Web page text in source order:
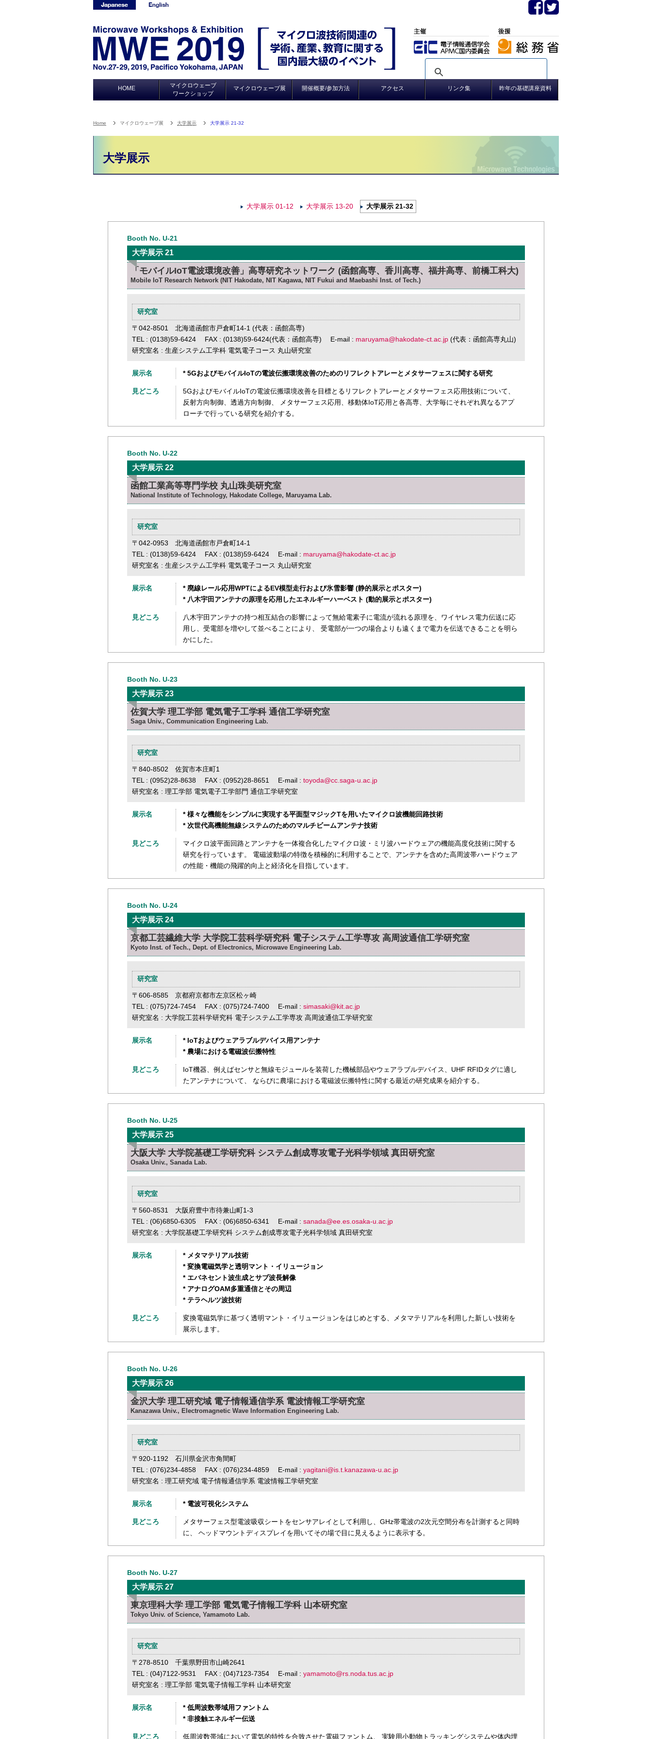
HOME
マイクロウェーブ
ワークショップ
マイクロウェーブ展 開催概要/参加方法 アクセス リンク集 昨年の基礎講座資料
Home マイクロウェーブ展 大学展示 大学展示 21-32
大学展示
大学展示 01-12 大学展示 13-20 大学展示 21-32
Booth No. U-21
大学展示 21
「モバイルIoT電波環境改善」高専研究ネットワーク (函館高専、香川高専、福井高専、前橋工科大)
Mobile IoT Research Network (NIT Hakodate, NIT Kagawa, NIT Fukui and Maebashi Inst. of Tech.)
研究室
〒042-8501 北海道函館市戸倉町14-1 (代表：函館高専)
TEL : (0138)59-6424 FAX : (0138)59-6424(代表：函館高専) E-mail : maruyama@hakodate-ct.ac.jp (代表：函館高専丸山)
研究室名 : 生産システム工学科 電気電子コース 丸山研究室
展示名 * 5GおよびモバイルIoTの電波伝搬環境改善のためのリフレクトアレーとメタサーフェスに関する研究
見どころ
5GおよびモバイルIoTの電波伝搬環境改善を目標とるリフレクトアレーとメタサーフェス応用技術について、
反射方向制御、透過方向制御、 メタサーフェス応用、移動体IoT応用と各高専、大学毎にそれぞれ異なるアプ
ローチで行っている研究を紹介する。
Booth No. U-22
大学展示 22
函館工業高等専門学校 丸山珠美研究室
National Institute of Technology, Hakodate College, Maruyama Lab.
研究室
〒042-0953 北海道函館市戸倉町14-1
TEL : (0138)59-6424 FAX : (0138)59-6424 E-mail : maruyama@hakodate-ct.ac.jp
研究室名 : 生産システム工学科 電気電子コース 丸山研究室
展示名
* 廃線レール応用WPTによるEV模型走行および氷雪影響 (静的展示とポスター)
* 八木宇田アンテナの原理を応用したエネルギーハーベスト (動的展示とポスター)
見どころ
八木宇田アンテナの持つ相互結合の影響によって無給電素子に電流が流れる原理を、ワイヤレス電力伝送に応
用し、受電部を増やして並べることにより、 受電部が一つの場合よりも遠くまで電力を伝送できることを明ら
かにした。
Booth No. U-23
大学展示 23
佐賀大学 理工学部 電気電子工学科 通信工学研究室
Saga Univ., Communication Engineering Lab.
研究室
〒840-8502 佐賀市本庄町1
TEL : (0952)28-8638 FAX : (0952)28-8651 E-mail : toyoda@cc.saga-u.ac.jp
研究室名 : 理工学部 電気電子工学部門 通信工学研究室
展示名
* 様々な機能をシンプルに実現する平面型マジックTを用いたマイクロ波機能回路技術
* 次世代高機能無線システムのためのマルチビームアンテナ技術
見どころ
マイクロ波平面回路とアンテナを一体複合化したマイクロ波・ミリ波ハードウェアの機能高度化技術に関する
研究を行っています。 電磁波動場の特徴を積極的に利用することで、アンテナを含めた高周波帯ハードウェア
の性能・機能の飛躍的向上と経済化を目指しています。
Booth No. U-24
大学展示 24
京都工芸繊維大学 大学院工芸科学研究科 電子システム工学専攻 高周波通信工学研究室
Kyoto Inst. of Tech., Dept. of Electronics, Microwave Engineering Lab.
研究室
〒606-8585 京都府京都市左京区松ヶ崎
TEL : (075)724-7454 FAX : (075)724-7400 E-mail : simasaki@kit.ac.jp
研究室名 : 大学院工芸科学研究科 電子システム工学専攻 高周波通信工学研究室
展示名
* IoTおよびウェアラブルデバイス用アンテナ
* 農場における電磁波伝搬特性
見どころ
IoT機器、例えばセンサと無線モジュールを装荷した機械部品やウェアラブルデバイス、UHF RFIDタグに適し
たアンテナについて、 ならびに農場における電磁波伝搬特性に関する最近の研究成果を紹介する。
Booth No. U-25
大学展示 25
大阪大学 大学院基礎工学研究科 システム創成専攻電子光科学領域 真田研究室
Osaka Univ., Sanada Lab.
研究室
〒560-8531 大阪府豊中市待兼山町1-3
TEL : (06)6850-6305 FAX : (06)6850-6341 E-mail : sanada@ee.es.osaka-u.ac.jp
研究室名 : 大学院基礎工学研究科 システム創成専攻電子光科学領域 真田研究室
展示名
* メタマテリアル技術
* 変換電磁気学と透明マント・イリュージョン
* エバネセント波生成とサブ波長解像
* アナログOAM多重通信とその周辺
* テラヘルツ波技術
見どころ
変換電磁気学に基づく透明マント・イリュージョンをはじめとする、メタマテリアルを利用した新しい技術を
展示します。
Booth No. U-26
大学展示 26
金沢大学 理工研究域 電子情報通信学系 電波情報工学研究室
Kanazawa Univ., Electromagnetic Wave Information Engineering Lab.
研究室
〒920-1192 石川県金沢市角間町
TEL : (076)234-4858 FAX : (076)234-4859 E-mail : yagitani@is.t.kanazawa-u.ac.jp
研究室名 : 理工研究域 電子情報通信学系 電波情報工学研究室
展示名 * 電波可視化システム
見どころ
メタサーフェス型電波吸収シートをセンサアレイとして利用し、GHz帯電波の2次元空間分布を計測すると同時
に、 ヘッドマウントディスプレイを用いてその場で目に見えるように表示する。
Booth No. U-27
大学展示 27
東京理科大学 理工学部 電気電子情報工学科 山本研究室
Tokyo Univ. of Science, Yamamoto Lab.
研究室
〒278-8510 千葉県野田市山崎2641
TEL : (04)7122-9531 FAX : (04)7123-7354 E-mail : yamamoto@rs.noda.tus.ac.jp
研究室名 : 理工学部 電気電子情報工学科 山本研究室
展示名
* 低周波数帯域用ファントム
* 非接触エネルギー伝送
見どころ 低周波数帯域において電気的特性を合致させた電磁ファントム、 実験用小動物トラッキングシステムや体内埋